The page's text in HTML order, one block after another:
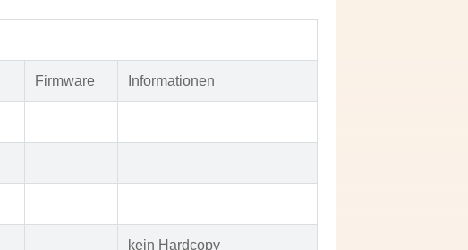
Firmware Informationen
kein Hardcopy